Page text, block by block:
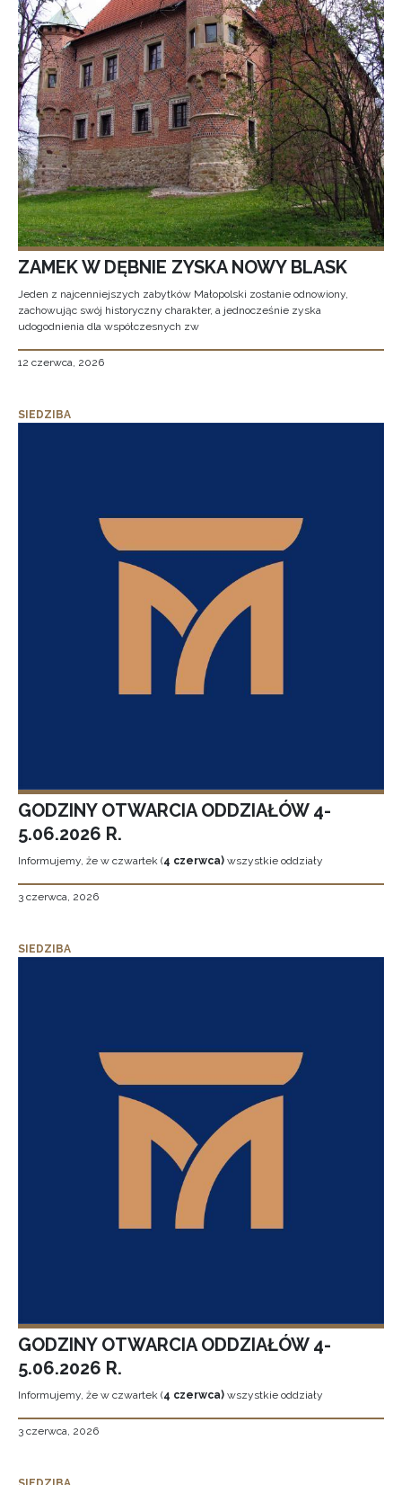
ZAMEK W DĘBNIE ZYSKA NOWY BLASK
Jeden z najcenniejszych zabytków Małopolski zostanie odnowiony,
zachowując swój historyczny charakter, a jednocześnie zyska
udogodnienia dla współczesnych zw
12 czerwca, 2026
SIEDZIBA
GODZINY OTWARCIA ODDZIAŁÓW 4-
5.06.2026 R.
Informujemy, że w czwartek (4 czerwca) wszystkie oddziały
3 czerwca, 2026
SIEDZIBA
GODZINY OTWARCIA ODDZIAŁÓW 4-
5.06.2026 R.
Informujemy, że w czwartek (4 czerwca) wszystkie oddziały
3 czerwca, 2026